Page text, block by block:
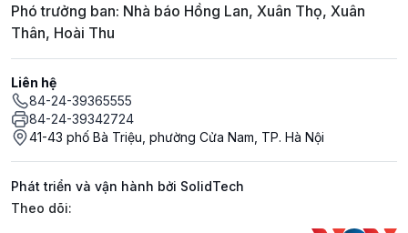
Phó trưởng ban: Nhà báo Hồng Lan, Xuân Thọ, Xuân
Thân, Hoài Thu
Liên hệ
84-24-39365555
84-24-39342724
41-43 phố Bà Triệu, phường Cửa Nam, TP. Hà Nội
Phát triển và vận hành bởi SolidTech
Mạng xã hội
Theo dõi: